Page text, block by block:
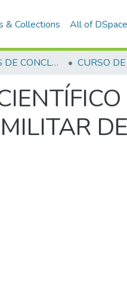
& Collections All of DSpace
TRABALHOS DE CONCLUSÃO DE CURSO - CFP (CURSO DE FORMAÇÃO DE PRAÇAS)